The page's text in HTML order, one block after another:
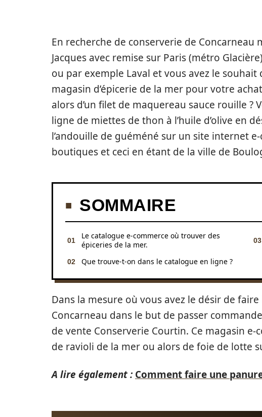
En recherche de conserverie de
Jacques avec remise sur Paris (métro
ou par exemple Laval et vous avez le
magasin d’épicerie de la mer pour votre
alors d’un filet de maquereau sauce rouille
ligne de miettes de thon à l’huile d’olive en
l’andouille de guéméné sur un site internet
boutiques et ceci en étant de la ville de
SOMMAIRE
Le catalogue e-commerce où trouver des
épiceries de la mer.
Que trouve-t-on dans le catalogue en ligne ?
Dans la mesure où vous avez le désir de
Concarneau dans le but de passer
de vente Conserverie Courtin. Ce magasin
de ravioli de la mer ou alors de foie de lotte
A lire également : Comment faire une